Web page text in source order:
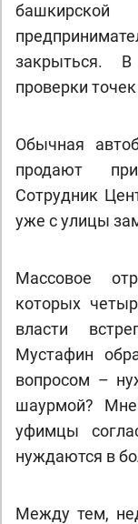
закрыться.
проверки
Обычная
продают
Сотрудник
уже с улицы
Массовое
которых
власти
Мустафин
вопросом –
шаурмой?
уфимцы
нуждаются в
Между тем,